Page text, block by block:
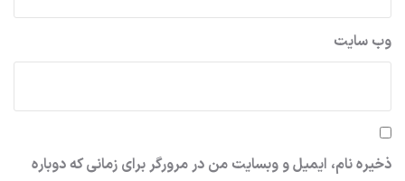
وب‌ سایت
ذخیره نام، ایمیل و وبسایت من در مرورگر برای زمانی که دوباره